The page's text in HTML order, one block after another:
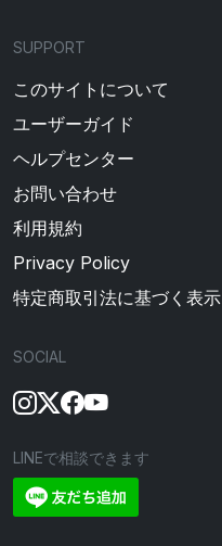
SUPPORT
このサイトについて
ユーザーガイド
ヘルプセンター
お問い合わせ
利用規約
Privacy Policy
特定商取引法に基づく表示
SOCIAL
LINEで相談できます